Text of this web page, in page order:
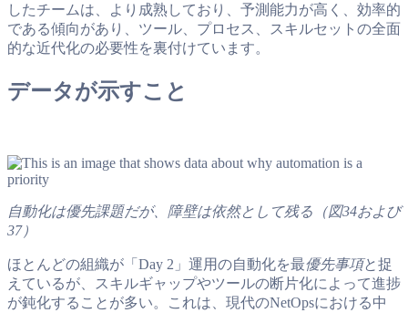
したチームは、より成熟しており、予測能力が高く、効率的
である傾向があり、ツール、プロセス、スキルセットの全面
的な近代化の必要性を裏付けています。
データが示すこと
自動化は優先課題だが、障壁は依然として残る（図34および
37）
ほとんどの組織が「Day 2」運用の自動化を最優先事項と捉
えているが、スキルギャップやツールの断片化によって進捗
が鈍化することが多い。これは、現代のNetOpsにおける中